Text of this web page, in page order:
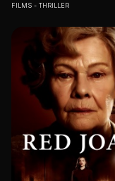
FILMS THRILLER